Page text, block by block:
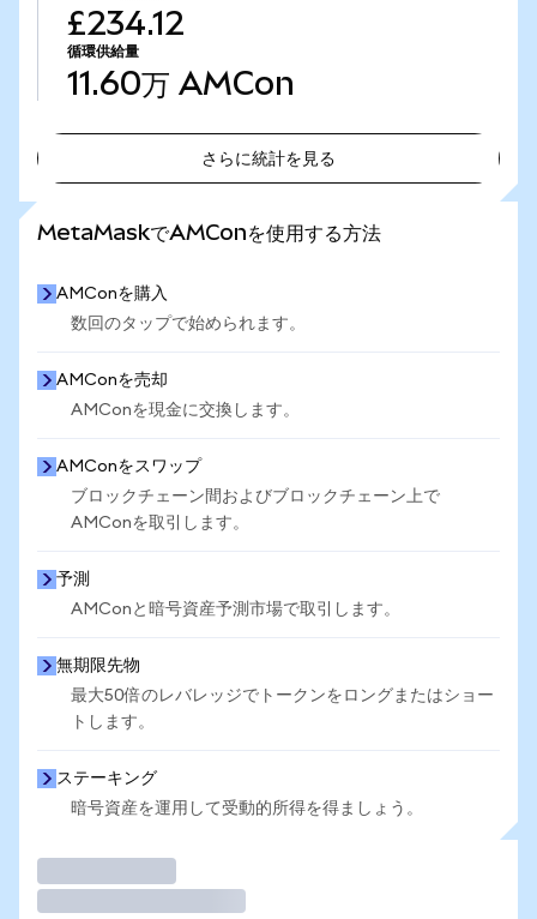
£234.12
循環供給量
11.60万 AMCon
さらに統計を見る
MetaMaskでAMConを使用する方法
AMConを購入
数回のタップで始められます。
AMConを売却
AMConを現金に交換します。
AMConをスワップ
ブロックチェーン間およびブロックチェーン上で
AMConを取引します。
予測
AMConと暗号資産予測市場で取引します。
無期限先物
最大50倍のレバレッジでトークンをロングまたはショー
トします。
ステーキング
暗号資産を運用して受動的所得を得ましょう。